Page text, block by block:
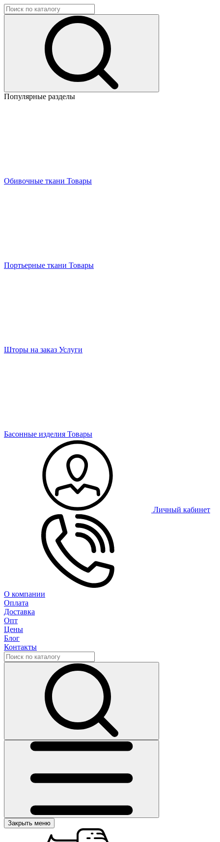
Популярные разделы
Обивочные ткани Товары
Портьерные ткани Товары
Шторы на заказ Услуги
Басонные изделия Товары
Личный кабинет
О компании
Оплата
Доставка
Опт
Цены
Блог
Контакты
Закрыть меню